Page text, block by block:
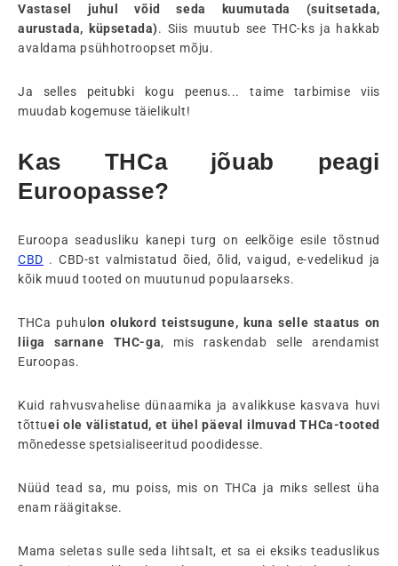
Vastasel juhul võid seda kuumutada (suitsetada,
aurustada, küpsetada). Siis muutub see THC-ks ja hakkab
avaldama psühhotroopset mõju.
Ja selles peitubki kogu peenus... taime tarbimise viis
muudab kogemuse täielikult!
Kas THCa jõuab peagi
Euroopasse?
Euroopa seadusliku kanepi turg on eelkõige esile tõstnud
CBD . CBD-st valmistatud õied, õlid, vaigud, e-vedelikud ja
kõik muud tooted on muutunud populaarseks.
THCa puhulon olukord teistsugune, kuna selle staatus on
liiga sarnane THC-ga, mis raskendab selle arendamist
Euroopas.
Kuid rahvusvahelise dünaamika ja avalikkuse kasvava huvi
tõttuei ole välistatud, et ühel päeval ilmuvad THCa-tooted
mõnedesse spetsialiseeritud poodidesse.
Nüüd tead sa, mu poiss, mis on THCa ja miks sellest üha
enam räägitakse.
Mama seletas sulle seda lihtsalt, et sa ei eksiks teaduslikus